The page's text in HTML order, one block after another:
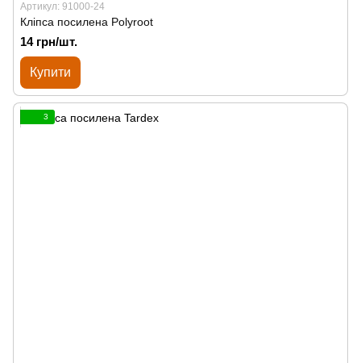
Артикул: 91000-24
Кліпса посилена Polyroot
14 грн/шт.
Купити
3